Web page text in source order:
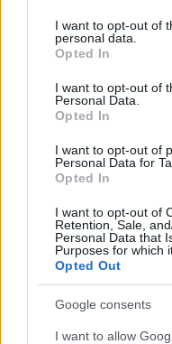
not limited to your visit
grant or deny consent
use your data for below
consent section.
I want to opt-out of
personal data.
Opted In
I want to opt-out of
Personal Data.
Opted In
I want to opt-out of
Personal Data for
Opted In
I want to opt-out of
Retention, Sale,
Personal Data that
Purposes for which
Opted Out
Google consents
I want to allow
Népszerű